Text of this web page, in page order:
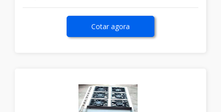
Cotar agora